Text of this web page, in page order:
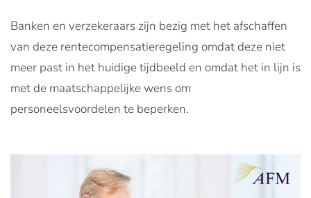
Banken en verzekeraars zijn bezig met het afschaffen
van deze rentecompensatieregeling omdat deze niet
meer past in het huidige tijdbeeld en omdat het in lijn is
met de maatschappelijke wens om
personeelsvoordelen te beperken.